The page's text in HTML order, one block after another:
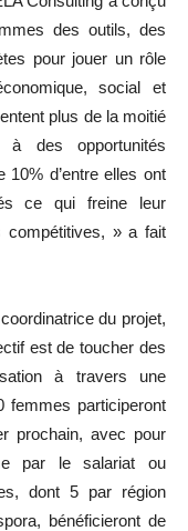
des outils, des
pour jouer un rôle
social et
plus de la moitié
des opportunités
10% d’entre elles ont
ce qui freine leur
compétitives, » a fait
du projet,
est de toucher des
à travers une
femmes participeront
prochain, avec pour
par le salariat ou
dont 5 par région
bénéficieront de